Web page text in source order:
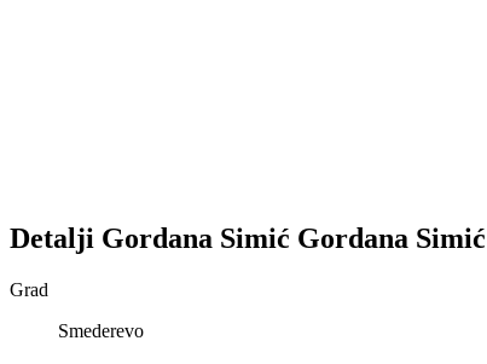
Detalji Gordana Simić Gordana Simić
Grad
Smederevo